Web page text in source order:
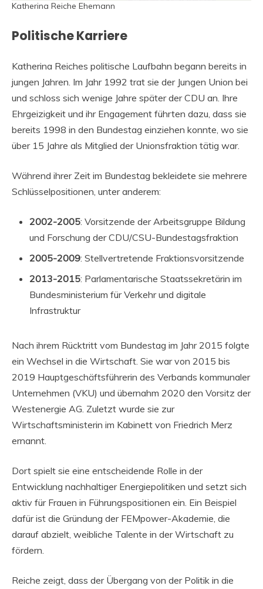
Katherina Reiche Ehemann
Politische Karriere
Katherina Reiches politische Laufbahn begann bereits in
jungen Jahren. Im Jahr 1992 trat sie der Jungen Union bei
und schloss sich wenige Jahre später der CDU an. Ihre
Ehrgeizigkeit und ihr Engagement führten dazu, dass sie
bereits 1998 in den Bundestag einziehen konnte, wo sie
über 15 Jahre als Mitglied der Unionsfraktion tätig war.
Während ihrer Zeit im Bundestag bekleidete sie mehrere
Schlüsselpositionen, unter anderem:
2002-2005: Vorsitzende der Arbeitsgruppe Bildung
und Forschung der CDU/CSU-Bundestagsfraktion
2005-2009: Stellvertretende Fraktionsvorsitzende
2013-2015: Parlamentarische Staatssekretärin im
Bundesministerium für Verkehr und digitale
Infrastruktur
Nach ihrem Rücktritt vom Bundestag im Jahr 2015 folgte
ein Wechsel in die Wirtschaft. Sie war von 2015 bis
2019 Hauptgeschäftsführerin des Verbands kommunaler
Unternehmen (VKU) und übernahm 2020 den Vorsitz der
Westenergie AG. Zuletzt wurde sie zur
Wirtschaftsministerin im Kabinett von Friedrich Merz
ernannt.
Dort spielt sie eine entscheidende Rolle in der
Entwicklung nachhaltiger Energiepolitiken und setzt sich
aktiv für Frauen in Führungspositionen ein. Ein Beispiel
dafür ist die Gründung der FEMpower-Akademie, die
darauf abzielt, weibliche Talente in der Wirtschaft zu
fördern.
Reiche zeigt, dass der Übergang von der Politik in die